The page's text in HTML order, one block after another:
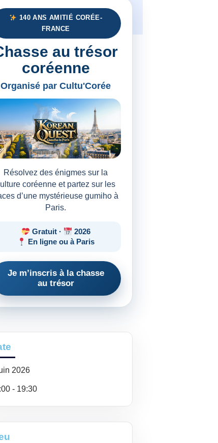
140 ANS AMITIÉ CORÉE-
FRANCE
au trésor
coréenne
Organisé par Cultu'Corée
Résolvez des énigmes sur la
coréenne et partez sur les
d’une mystérieuse gumiho à
Paris.
Gratuit ·
2026
En ligne ou à Paris
Je m’inscris à la chasse
au trésor
2026
- 19:30